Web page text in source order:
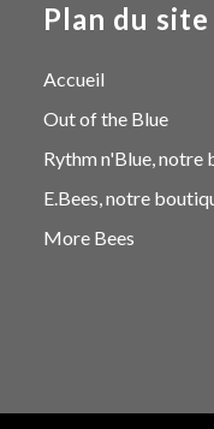
Plan du site
Accueil
Out of the Blue
Rythm n'Blue, notre
E.Bees, notre
More Bees